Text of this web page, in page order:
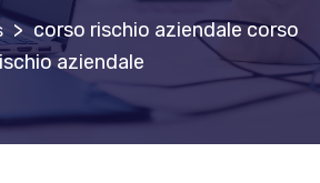
> corso rischio aziendale corso
aziendale